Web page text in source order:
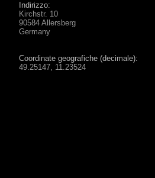
Indirizzo:
Kirchstr. 10
90584 Allersberg
Germany
Coordinate geografiche (decimale):
49.25147, 11.23524